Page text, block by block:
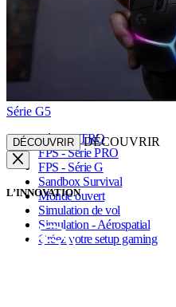
Série G5
Série ASTRO
FPS - Série PRO
FPS - Série G
Sandbox Survival
Monde ouvert
Simulation de vol
Simulation - Aérospatial
Créez votre setup gaming
DÉCOUVRIR DÉCOUVRIR
L’INNOVATION